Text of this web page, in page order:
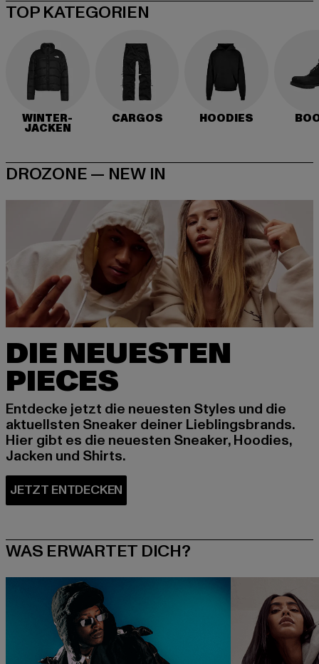
TOP KATEGORIEN
WINTER-
JACKEN
CARGOS HOODIES
DROZONE — NEW IN
DIE NEUESTEN
PIECES
Entdecke jetzt die neuesten Styles und die
aktuellsten Sneaker deiner Lieblingsbrands.
Hier gibt es die neuesten Sneaker, Hoodies,
Jacken und Shirts.
WAS ERWARTET DICH?